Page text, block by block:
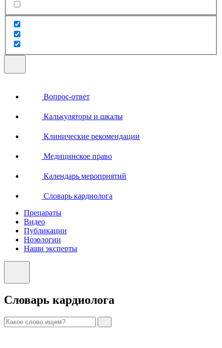
Вопрос-ответ
Калькуляторы и шкалы
Клинические рекомендации
Медицинское право
Календарь мероприятий
Словарь кардиолога
Препараты
Видео
Публикации
Нозологии
Наши эксперты
Словарь кардиолога